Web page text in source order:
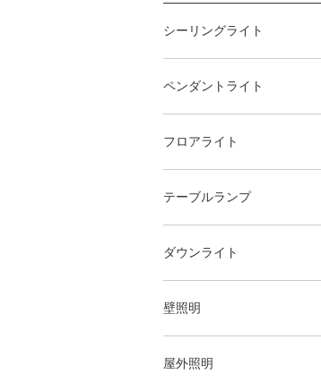
シーリングライト
ペンダントライト
フロアライト
テーブルランプ
ダウンライト
壁照明
屋外照明